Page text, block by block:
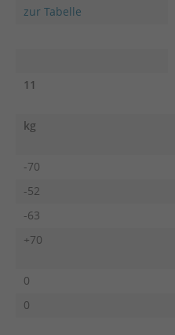
zur Tabelle
11
kg
-70
-52
-63
+70
0
0